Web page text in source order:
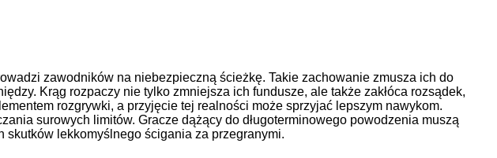
zawodników na niebezpieczną ścieżkę. Takie zachowanie zmusza ich do
Krąg rozpaczy nie tylko zmniejsza ich fundusze, ale także zakłóca rozsądek,
rozgrywki, a przyjęcie tej realności może sprzyjać lepszym nawykom.
surowych limitów. Gracze dążący do długoterminowego powodzenia muszą
lekkomyślnego ścigania za przegranymi.